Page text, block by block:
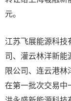
元。
江苏飞展能源科
司、灌云林洋新
限公司、连云港
在第一批次交易中